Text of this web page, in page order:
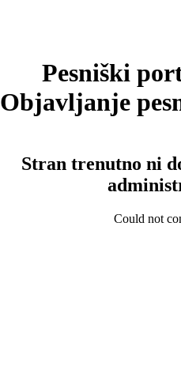
Pesniški
Objavljanje
Stran trenutno ni
Could not